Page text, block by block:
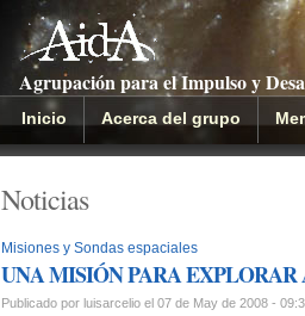
Agrupación para el Impulso y
Inicio Acerca del grupo
Noticias
Misiones y Sondas espaciales
UNA MISIÓN PARA EXPLORAR
Publicado por luisarcelio el 07 de May de 2008 -